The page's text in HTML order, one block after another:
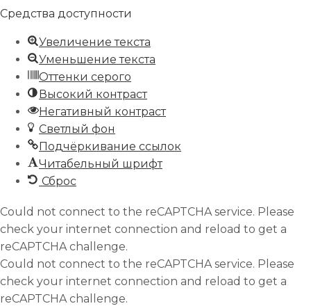
Средства доступности
Увеличение текста
Уменьшение текста
Оттенки серого
Высокий контраст
Негативный контраст
Светлый фон
Подчёркивание ссылок
Читабельный шрифт
Сброс
Could not connect to the reCAPTCHA service. Please
check your internet connection and reload to get a
reCAPTCHA challenge.
Could not connect to the reCAPTCHA service. Please
check your internet connection and reload to get a
reCAPTCHA challenge.